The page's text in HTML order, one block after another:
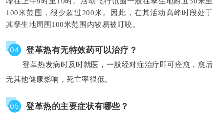
100米范围，很少超过200米。因此，在其活动高峰时段处于
其孳生地周围100米范围内较易被叮咬。
04 登革热有无特效药可以治疗？
登革热发病时及时就医，一般经对症治疗即可痊愈，愈后
无其他健康影响，死亡率很低。
05 登革热的主要症状有哪些？